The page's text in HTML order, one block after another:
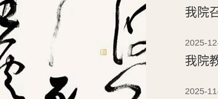
我院
2025-
我院
2025-